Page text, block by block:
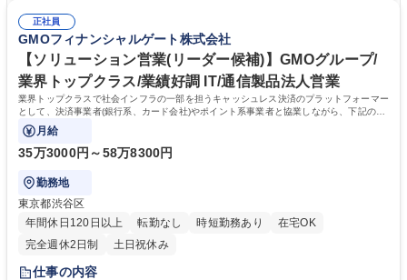
基づくコンプライアンス対応・加盟店債権管理 募集職種 【与信審査・リ
スク管理】リスク管理専門の組織構築リーダー（責任者候補）
ク／債権管理の仕組みを「これから整備・高度化」のフェーズです。「事
業を止めるリスク管理」ではなく、「事業を前に進めるためのリスク管
理」を行っています。現場・営業としっかり対話し、落としどころを探り
ながらルール運用まで設定していく組織です。 学歴・資格 学歴：大学院
大学 語学力： 資格：
正社員
GMOフィナンシャルゲート株式会社
【ソリューション営業(リーダー候補)】GMOグループ/
業界トップクラス/業績好調 IT/通信製品法人営業
業界トップクラスで社会インフラの一部を担うキャッシュレス決済のプラットフォーマー
として、決済事業者(銀行系、カード会社)やポイント系事業者と協業しながら、下記の業
務をお任せいたします。
月給
35万3000円～58万8300円
勤務地
東京都渋谷区
年間休日120日以上
転勤なし 時短勤務あり
在宅OK
完全週休2日制
土日祝休み
仕事の内容